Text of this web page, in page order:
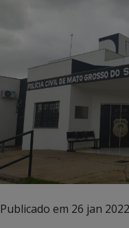
Publicado em 26 jan 2022